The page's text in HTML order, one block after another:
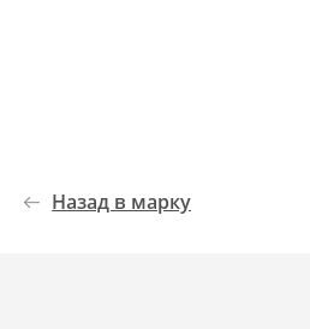
Назад в марку